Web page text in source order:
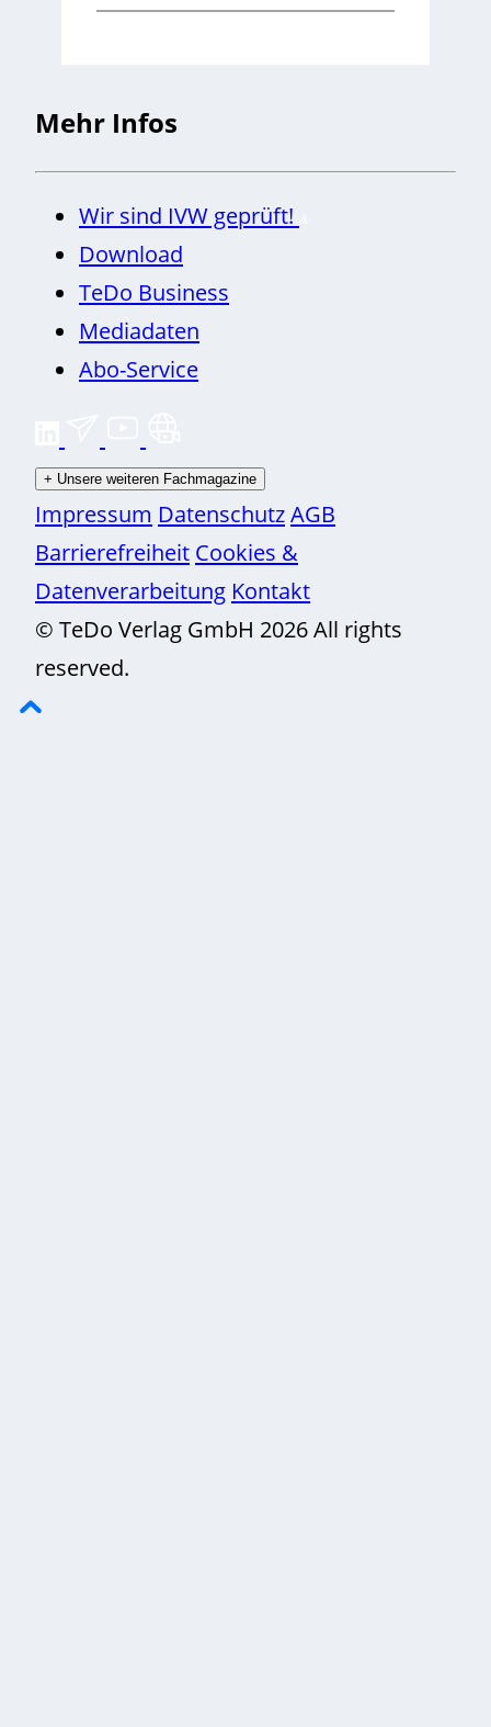
Mehr Infos
Wir sind IVW geprüft!
Download
TeDo Business
Mediadaten
Abo-Service
+ Unsere weiteren Fachmagazine
Impressum DatenschutzAGB
Barrierefreiheit Cookies &
Datenverarbeitung Kontakt
© TeDo Verlag GmbH 2026 All rights
reserved.